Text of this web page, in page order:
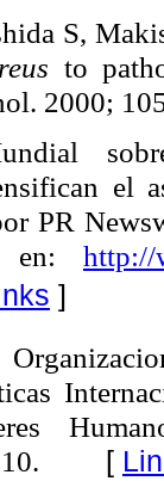
S,
to
2000;
el
PR
en: http://
]
[